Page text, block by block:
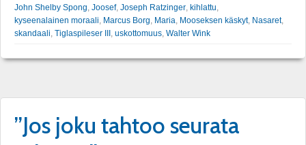
John Shelby Spong Joosef, Joseph Ratzinger kihlattu
kyseenalainen moraali Marcus Borg Maria Mooseksen käskyt, Nasaret,
skandaali Tiglaspileser III uskottomuus Walter Wink
”Jos joku tahtoo seurata